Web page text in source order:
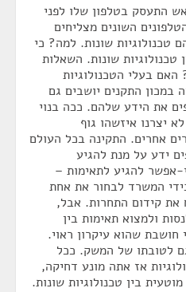
התעסק בטלפון שלו לפני
השונים מצליחים
שונות. למה? כי
שונות. השאלות
בעלי הטכנולוגיות
במכון התקנים יושבים גם
את הידע שלהם. ככה בנוי
יצרנו איזשהו גוף
אחרים. התקינה בכל העולם
ידע על מנת להגיע
אפשר להגיע לתאימות –
המשרד לבחור את אחת
את קידום התחרות. אבל,
ולמצוא תאימות בין
חושבת שהוא עיקרון ראוי.
לטובתו של המשק. ככל
אז אתה מונע דחיקה,
בין טכנולוגיות שונות.